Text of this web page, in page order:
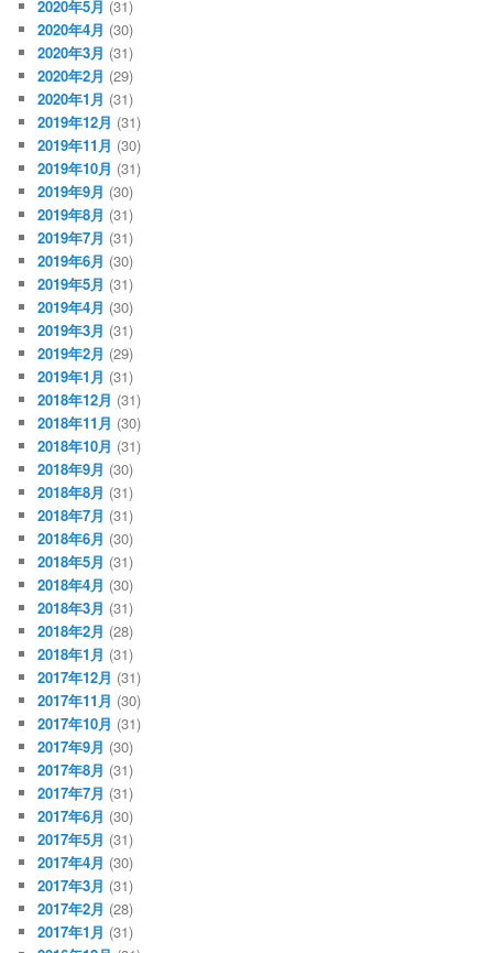
2020年5月 (31)
2020年4月 (30)
2020年3月 (31)
2020年2月 (29)
2020年1月 (31)
2019年12月 (31)
2019年11月 (30)
2019年10月 (31)
2019年9月 (30)
2019年8月 (31)
2019年7月 (31)
2019年6月 (30)
2019年5月 (31)
2019年4月 (30)
2019年3月 (31)
2019年2月 (29)
2019年1月 (31)
2018年12月 (31)
2018年11月 (30)
2018年10月 (31)
2018年9月 (30)
2018年8月 (31)
2018年7月 (31)
2018年6月 (30)
2018年5月 (31)
2018年4月 (30)
2018年3月 (31)
2018年2月 (28)
2018年1月 (31)
2017年12月 (31)
2017年11月 (30)
2017年10月 (31)
2017年9月 (30)
2017年8月 (31)
2017年7月 (31)
2017年6月 (30)
2017年5月 (31)
2017年4月 (30)
2017年3月 (31)
2017年2月 (28)
2017年1月 (31)